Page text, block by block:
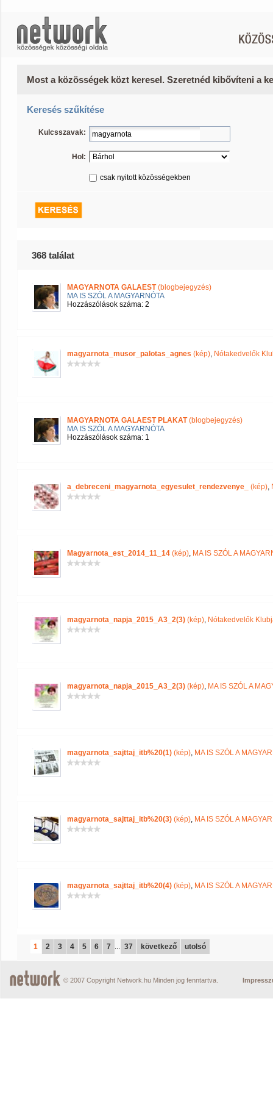
Most a közösségek közt keresel. Szeretnéd kibővíteni a
Keresés szűkítése
Kulcsszavak:
Hol:
csak nyitott közösségekben
368 találat
MAGYARNOTA GALAEST(blogbejegyzés)
MA IS SZÓL A MAGYARNÓTA
Hozzászólások száma: 2
magyarnota_musor_palotas_agnes (kép), Nótakedvelők
MAGYARNOTA GALAEST PLAKAT(blogbejegyzés)
MA IS SZÓL A MAGYARNÓTA
Hozzászólások száma: 1
a_debreceni_magyarnota_egyesulet_rendezvenye_ (kép),
Magyarnota_est_2014_11_14 (kép), MA IS SZÓL A
magyarnota_napja_2015_A3_2(3) (kép), Nótakedvelők
magyarnota_napja_2015_A3_2(3) (kép), MA IS SZÓL A
magyarnota_sajttaj_itb%20(1) (kép), MA IS SZÓL A
magyarnota_sajttaj_itb%20(3) (kép), MA IS SZÓL A
magyarnota_sajttaj_itb%20(4) (kép), MA IS SZÓL A
1 2 3 4 5 6 7 ... 37 következő utolsó
© 2007 Copyright Network.hu Minden jog fenntartva.